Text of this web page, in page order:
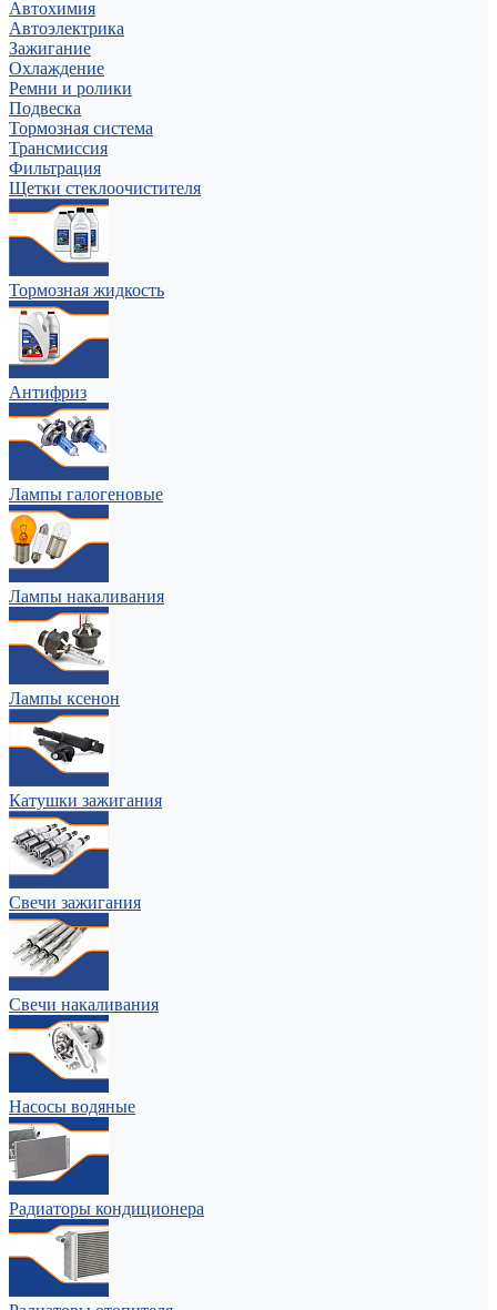
Автохимия
Автоэлектрика
Зажигание
Охлаждение
Ремни и ролики
Подвеска
Тормозная система
Трансмиссия
Фильтрация
Щетки стеклоочистителя
Тормозная жидкость
Антифриз
Лампы галогеновые
Лампы накаливания
Лампы ксенон
Катушки зажигания
Свечи зажигания
Свечи накаливания
Насосы водяные
Радиаторы кондиционера